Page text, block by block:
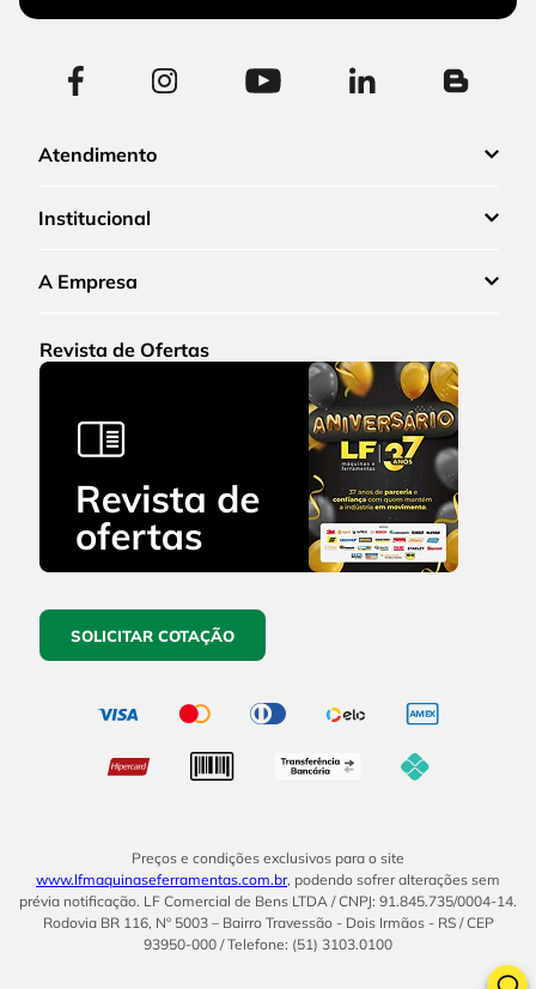
Atendimento
Institucional
A Empresa
Revista de Ofertas
SOLICITAR COTAÇÃO
Preços e condições exclusivos para o site
www.lfmaquinaseferramentas.com.br, podendo sofrer alterações sem
prévia notificação. LF Comercial de Bens LTDA / CNPJ: 91.845.735/0004-14.
Rodovia BR 116, Nº 5003 – Bairro Travessão - Dois Irmãos - RS / CEP
93950-000 / Telefone: (51) 3103.0100